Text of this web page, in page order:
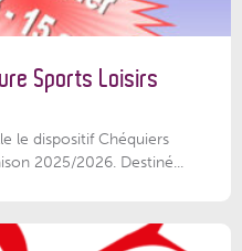
Sports Loisirs
le dispositif Chéquiers
2025/2026. Destiné...